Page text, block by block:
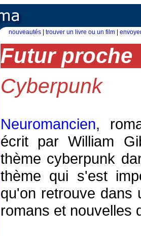
nouveautés trouver un livre ou un film
Futur proche
Cyberpunk
Neuromancien,
écrit par William
thème cyberpunk
thème qui s'est
qu'on retrouve dans
romans et nouvelles